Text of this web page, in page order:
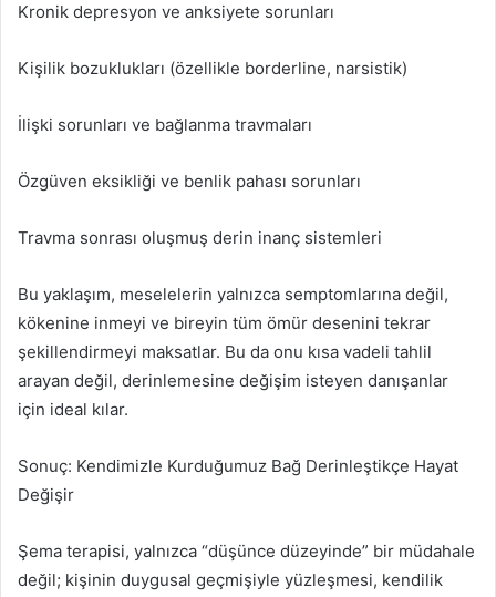
Kronik depresyon ve anksiyete sorunları
Kişilik bozuklukları (özellikle borderline, narsistik)
İlişki sorunları ve bağlanma travmaları
Özgüven eksikliği ve benlik pahası sorunları
Travma sonrası oluşmuş derin inanç sistemleri
Bu yaklaşım, meselelerin yalnızca semptomlarına değil,
kökenine inmeyi ve bireyin tüm ömür desenini tekrar
şekillendirmeyi maksatlar. Bu da onu kısa vadeli tahlil
arayan değil, derinlemesine değişim isteyen danışanlar
için ideal kılar.
Sonuç: Kendimizle Kurduğumuz Bağ Derinleştikçe Hayat
Değişir
Şema terapisi, yalnızca “düşünce düzeyinde” bir müdahale
değil; kişinin duygusal geçmişiyle yüzleşmesi, kendilik